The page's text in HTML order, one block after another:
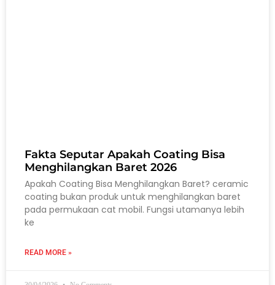
Fakta Seputar Apakah Coating Bisa
Menghilangkan Baret 2026
Apakah Coating Bisa Menghilangkan Baret? ceramic
coating bukan produk untuk menghilangkan baret
pada permukaan cat mobil. Fungsi utamanya lebih
ke
READ MORE »